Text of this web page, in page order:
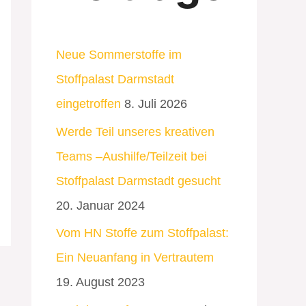
Neue Sommerstoffe im
Stoffpalast Darmstadt
eingetroffen 8. Juli 2026
Werde Teil unseres kreativen
Teams –Aushilfe/Teilzeit bei
Stoffpalast Darmstadt gesucht
20. Januar 2024
Vom HN Stoffe zum Stoffpalast:
Ein Neuanfang in Vertrautem
19. August 2023